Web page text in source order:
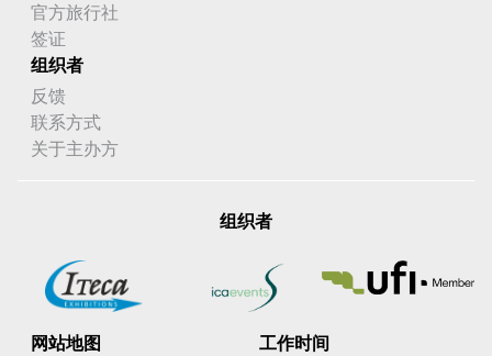
官方旅行社
签证
组织者
反馈
联系方式
关于主办方
组织者
网站地图
工作时间